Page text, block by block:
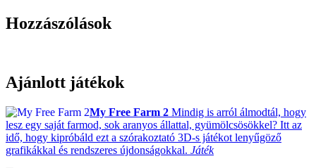
Hozzászólások
Ajánlott játékok
My Free Farm 2 Mindig is arról álmodtál, hogy
lesz egy saját farmod, sok aranyos állattal, gyümölcsösökkel? Itt az
idő, hogy kipróbáld ezt a szórakoztató 3D-s játékot lenyűgöző
grafikákkal és rendszeres újdonságokkal. Játék